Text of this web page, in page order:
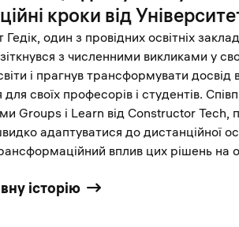
кроки від
Гедік, один з провідних освітніх
з численними викликами у
і прагнув трансформувати досвід
для своїх професорів і студентів.
Groups і Learn від Constructor Tech,
адаптуватися до дистанційної
вплив цих рішень на
історію